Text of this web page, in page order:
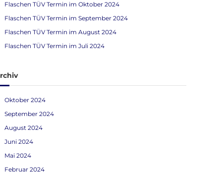
Flaschen TÜV Termin im Oktober 2024
Flaschen TÜV Termin im September 2024
Flaschen TÜV Termin im August 2024
Flaschen TÜV Termin im Juli 2024
Oktober 2024
September 2024
August 2024
Juni 2024
Mai 2024
Februar 2024